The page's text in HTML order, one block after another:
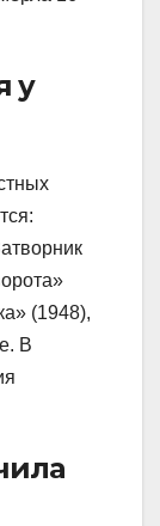
у
(1948),
В